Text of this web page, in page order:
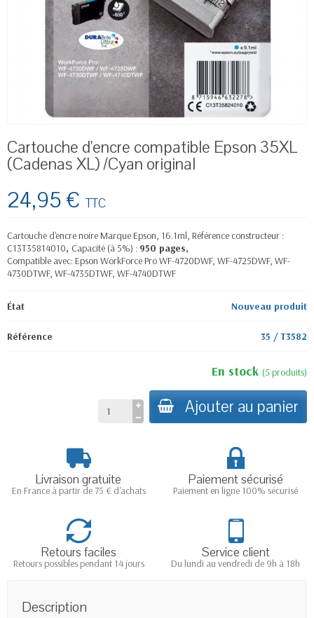
Cartouche d'encre compatible Epson 35XL
(Cadenas XL) /Cyan original
24,95 €TTC
Cartouche d'encre noire Marque Epson, 16.1ml, Référence constructeur :
C13T35814010, Capacité (à 5%) : 950 pages,
Compatible avec: Epson WorkForce Pro WF-4720DWF, WF-4725DWF, WF-
4730DTWF, WF-4735DTWF, WF-4740DTWF
État Nouveau produit
Référence 35 / T3582
En stock (5 produits)
Ajouter au panier
Livraison gratuite
En France à partir de 75 € d'achats
Paiement sécurisé
Paiement en ligne 100% sécurisé
Retours faciles
Retours possibles pendant 14 jours
Service client
Du lundi au vendredi de 9h à 18h
Description